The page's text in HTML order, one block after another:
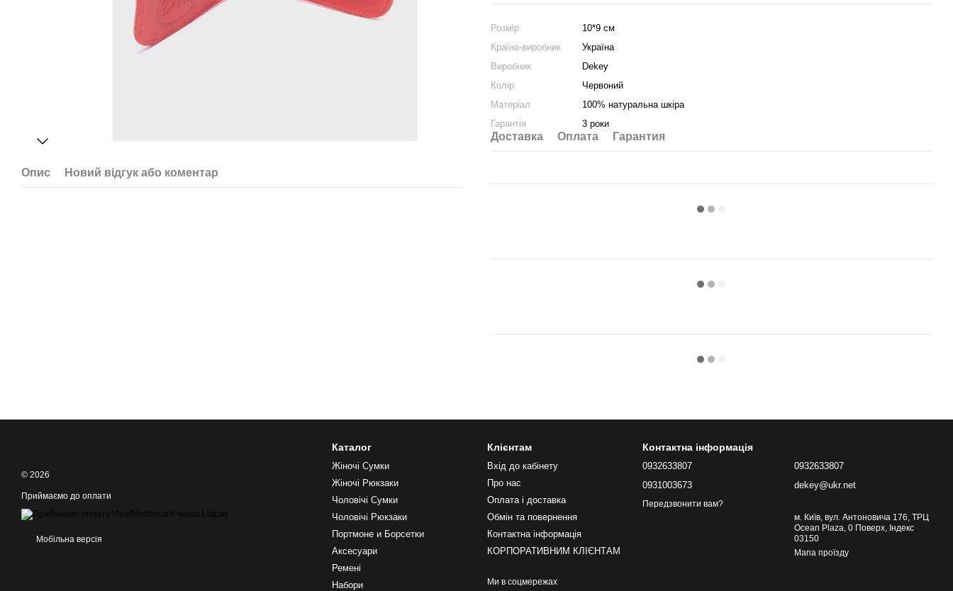
Опис Новий відгук або коментар
Розмір
10*9 см
Країна-виробник
Україна
Виробник
Dekey
Колір
Червоний
Матеріал
100% натуральна шкіра
Гарантія
3 роки
Доставка Оплата Гарантия
© 2026
Приймаємо до оплати
Мобільна версія
Каталог
Жіночі Сумки
Жіночі Рюкзаки
Чоловічі Сумки
Чоловічі Рюкзаки
Портмоне и Борсетки
Аксесуари
Ремені
Набори
Клієнтам
Вхід до кабінету
Про нас
Оплата і доставка
Обмін та повернення
Контактна інформація
КОРПОРАТИВНИМ КЛІЄНТАМ
Ми в соцмережах
Контактна інформація
0932633807
0931003673
Передзвонити вам?
0932633807
dekey@ukr.net
м. Київ, вул. Антоновича 176, ТРЦ
Ocean Plaza, 0 Поверх, Індекс
03150
Мапа проїзду